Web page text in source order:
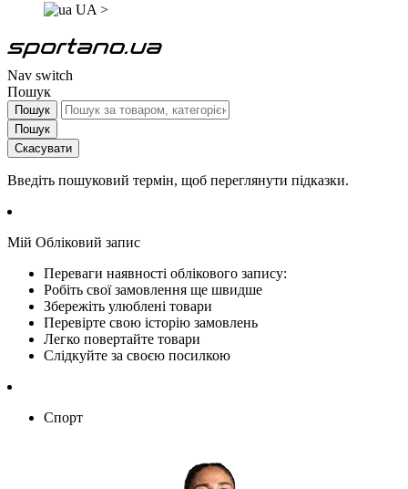
UA >
Nav switch
Пошук
Пошук
Пошук
Скасувати
Введіть пошуковий термін, щоб переглянути підказки.
Мій Обліковий запис
Переваги наявності облікового запису:
Робіть свої замовлення ще швидше
Збережіть улюблені товари
Перевірте свою історію замовлень
Легко повертайте товари
Слідкуйте за своєю посилкою
Спорт